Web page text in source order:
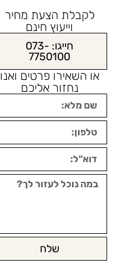
לקבלת הצעת מחיר
וייעוץ חינם
חייגו: 073-
7750100
או השאירו פרטים ואנו
נחזור אליכם
שלח